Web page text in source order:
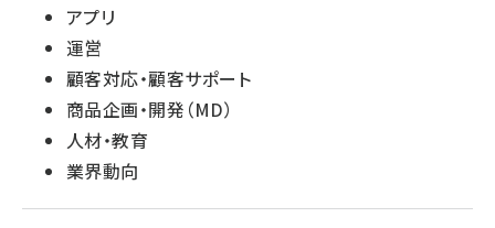
アプリ
運営
顧客対応・顧客サポート
商品企画・開発（MD）
人材・教育
業界動向